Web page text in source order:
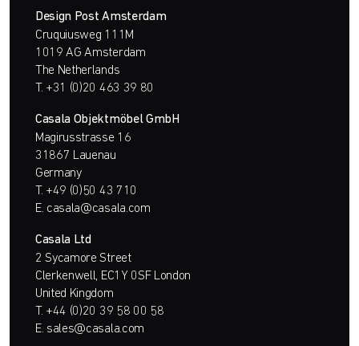
Design Post Amsterdam
Cruquiusweg 111M
1019 AG Amsterdam
The Netherlands
T. +31 (0)20 463 39 80
Casala Objektmöbel GmbH
Magirusstrasse 16
31867 Lauenau
Germany
T. +49 (0)50 43 710
E. casala@casala.com
Casala Ltd
2 Sycamore Street
Clerkenwell, EC1Y 0SF London
United Kingdom
T. +44 (0)20 39 58 00 58
E. sales@casala.com